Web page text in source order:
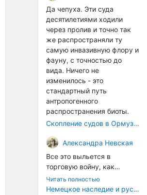
Да чепуха. Эти суда
десятилетиями ходили
через пролив и точно так
же распространяли ту
самую инвазивную флору и
фауну, с точностью до
вида. Ничего не
изменилось - это
стандартный путь
антропогенного
распространения биоты.
Скопление судов в Ормузском проливе грозит катастрофическим распространением инвазивных видов
Александра Невская
Все это выльется в
торговую войну, как
печально известная война
за Адыгейский сыр. Собаки
Читать полностью
Немецкое наследие и русский характер: история колбасного дела в Российской империи